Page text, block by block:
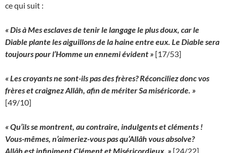
ce qui suit :
« Dis à Mes esclaves de tenir le langage le plus doux, car le
Diable plante les aiguillons de la haine entre eux. Le Diable sera
toujours pour l’Homme un ennemi évident » [17/53]
« Les croyants ne sont-ils pas des frères? Réconciliez donc vos
frères et craignez Allâh, afin de mériter Sa miséricorde. »
[49/10]
« Qu’ils se montrent, au contraire, indulgents et cléments !
Vous-mêmes, n’aimeriez-vous pas qu’Allâh vous absolve?
Allâh est infiniment Clément et Miséricordieux. » [24/22]